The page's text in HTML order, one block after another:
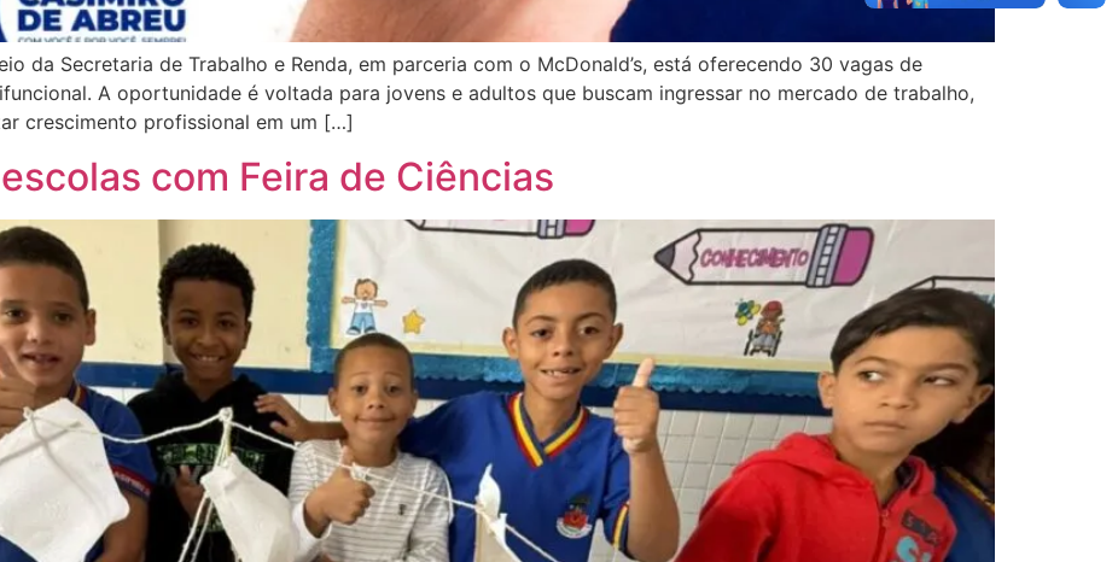
da Secretaria de Trabalho e Renda, em parceria com o McDonald’s, está oferecendo 30 vagas de
A oportunidade é voltada para jovens e adultos que buscam ingressar no mercado de trabalho,
crescimento profissional em um […]
com Feira de Ciências